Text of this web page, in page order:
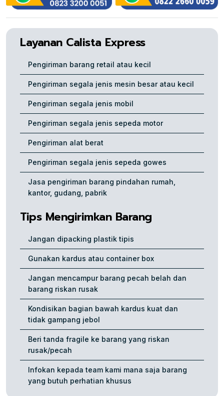
Layanan Calista Express
Pengiriman barang retail atau kecil
Pengiriman segala jenis mesin besar atau kecil
Pengiriman segala jenis mobil
Pengiriman segala jenis sepeda motor
Pengiriman alat berat
Pengiriman segala jenis sepeda gowes
Jasa pengiriman barang pindahan rumah,
kantor, gudang, pabrik
Tips Mengirimkan Barang
Jangan dipacking plastik tipis
Gunakan kardus atau container box
Jangan mencampur barang pecah belah dan
barang riskan rusak
Kondisikan bagian bawah kardus kuat dan
tidak gampang jebol
Beri tanda fragile ke barang yang riskan
rusak/pecah
Infokan kepada team kami mana saja barang
yang butuh perhatian khusus